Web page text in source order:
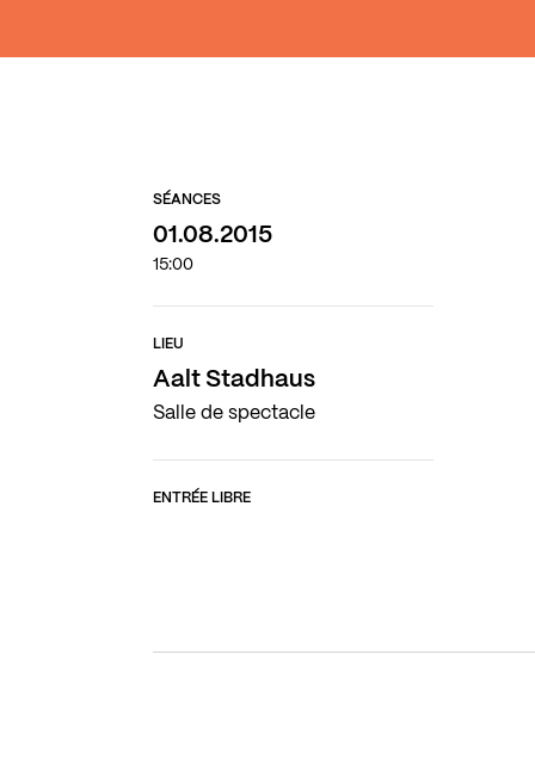
SÉANCES
01.08.2015
15:00
LIEU
Aalt Stadhaus
Salle de spectacle
ENTRÉE LIBRE